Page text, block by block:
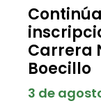
Carrera
Boecillo
3 de